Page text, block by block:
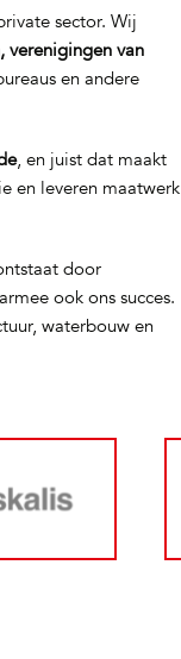
sector. Wij
verenigingen van
en andere
, en juist dat maakt
en leveren maatwerk
door
ook ons succes.
waterbouw en